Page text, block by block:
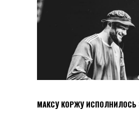
МАКСУ КОРЖУ ИСПОЛНИЛОСЬ